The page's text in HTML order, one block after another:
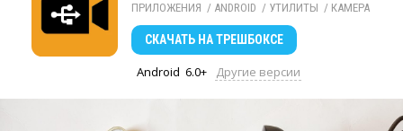
ПРИЛОЖЕНИЯ / ANDROID / УТИЛИТЫ / КАМЕРА
СКАЧАТЬ НА ТРЕШБОКСЕ
Android 6.0+ Другие версии